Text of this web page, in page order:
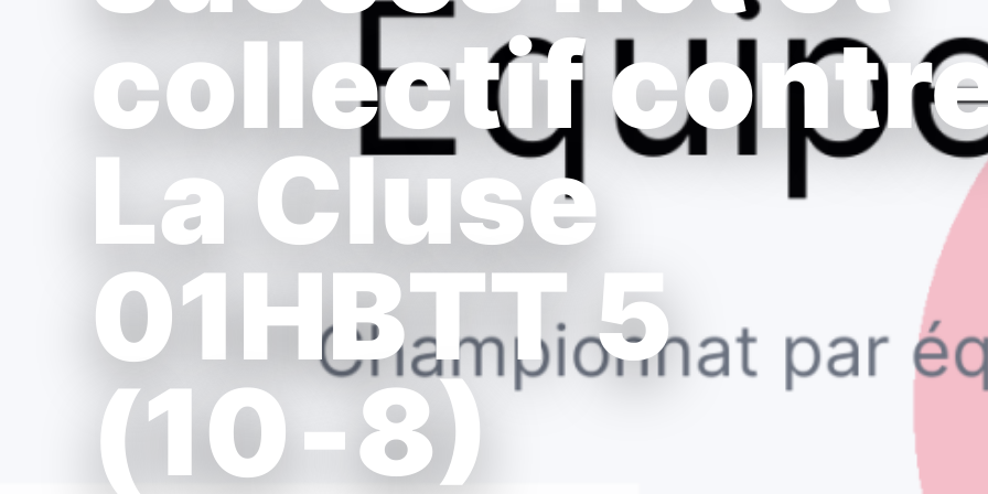
collectif
La Cluse
01HBTT 5
(10‑8)